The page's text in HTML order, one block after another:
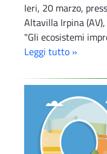
Ieri, 20 marzo,
Altavilla Irpina
"Gli ecosistemi
Leggi tutto »